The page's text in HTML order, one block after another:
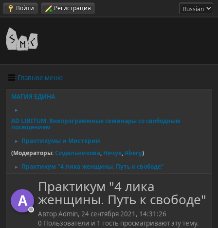
Войти Регистрация
Главное меню
МАГИЯ ЕДИНА
►
AD LIBITUM. Внепрограммные семинары со свободным
посещением
►
Практикумы и Мистерии
(Модераторы:Сидельникова, Нячуя,Aberg)
► Практикум "4 лика женщины. Путь к свободе"
A
Практикум "4 лика
женщины. Путь к свободе"
Автор Admin, 24 сентября 2021, 14:31:26
0 Пользователи и 1 гость просматривают эту тему.